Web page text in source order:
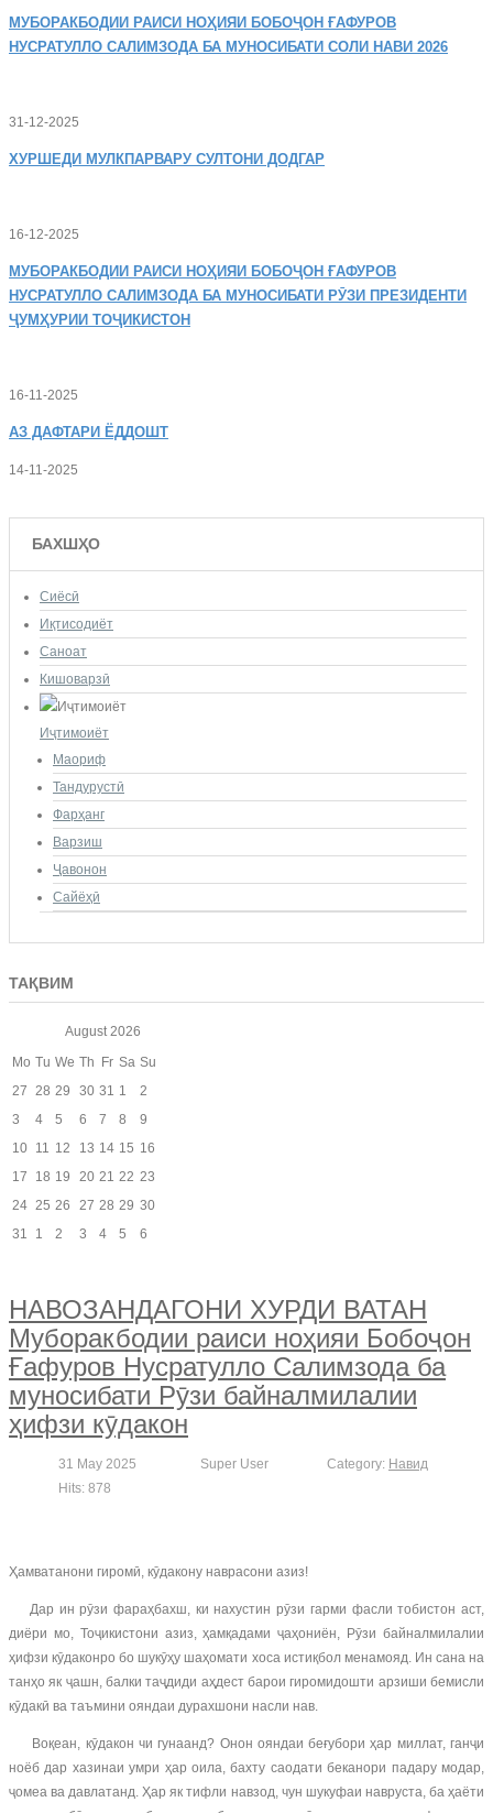
МУБОРАКБОДИИ РАИСИ НОҲИЯИ БОБОҶОН ҒАФУРОВ
НУСРАТУЛЛО САЛИМЗОДА БА МУНОСИБАТИ СОЛИ НАВИ 2026
31-12-2025
ХУРШЕДИ МУЛКПАРВАРУ СУЛТОНИ ДОДГАР
16-12-2025
МУБОРАКБОДИИ РАИСИ НОҲИЯИ БОБОҶОН ҒАФУРОВ
НУСРАТУЛЛО САЛИМЗОДА БА МУНОСИБАТИ РӮЗИ ПРЕЗИДЕНТИ
ҶУМҲУРИИ ТОҶИКИСТОН
16-11-2025
АЗ ДАФТАРИ ЁДДОШТ
14-11-2025
БАХШҲО
Сиёсӣ
Иқтисодиёт
Саноат
Кишоварзӣ
Иҷтимоиёт
Маориф
Тандурустӣ
Фарҳанг
Варзиш
Ҷавонон
Сайёҳӣ
ТАҚВИМ
August 2026
Mo Tu We Th Fr Sa Su
27 28 29 30 31 1
2
3
4 5 6 7 8
9
10 11 12 13 14 15 16
17
18 19 20 21 22 23
24 25 26 27 28 29 30
31
1 2 3 4 5 6
НАВОЗАНДАГОНИ ХУРДИ ВАТАН
Муборакбодии раиси ноҳияи Бобоҷон
Ғафуров Нусратулло Салимзода ба
муносибати Рӯзи байналмилалии
ҳифзи кӯдакон
31 May 2025 Super User Category: Навид
Hits: 878
Ҳамватанони гиромӣ, кӯдакону наврасони азиз!
Дар ин рӯзи фараҳбахш, ки нахустин рӯзи гарми фасли тобистон аст,
диёри мо, Тоҷикистони азиз, ҳамқадами ҷаҳониён, Рӯзи байналмилалии
ҳифзи кӯдаконро бо шукӯҳу шаҳомати хоса истиқбол менамояд. Ин сана на
танҳо як ҷашн, балки таҷдиди аҳдест барои гиромидошти арзиши бемисли
кӯдакӣ ва таъмини ояндаи дурахшони насли нав.
Воқеан, кӯдакон чи гунаанд? Онон ояндаи беғубори ҳар миллат, ганҷи
ноёб дар хазинаи умри ҳар оила, бахту саодати беканори падару модар,
ҷомеа ва давлатанд. Ҳар як тифли навзод, чун шукуфаи навруста, ба ҳаёти